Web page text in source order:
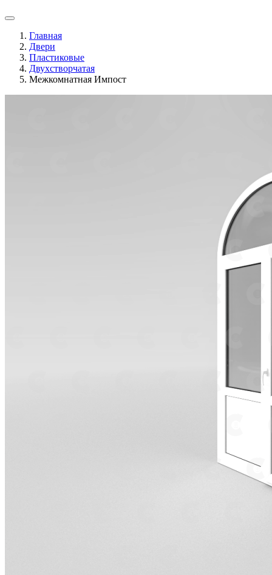
Главная
Двери
Пластиковые
Двухстворчатая
Межкомнатная Импост